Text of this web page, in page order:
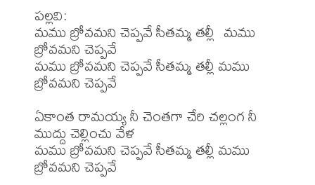
పల్లవి:
మము బ్రోవమని చెప్పవే సీతమ్మ తల్లీ  మము
బ్రోవమని చెప్పవే
మము బ్రోవమని చెప్పవే సీతమ్మ తల్లీ మము
బ్రోవమని చెప్పవే
ఏకాంత రామయ్య నీ చెంతగా చేరి చల్లంగ నీ
ముద్దు చెల్లించు వేళ
మము బ్రోవమని చెప్పవే సీతమ్మ తల్లీ మము
బ్రోవమని చెప్పవే